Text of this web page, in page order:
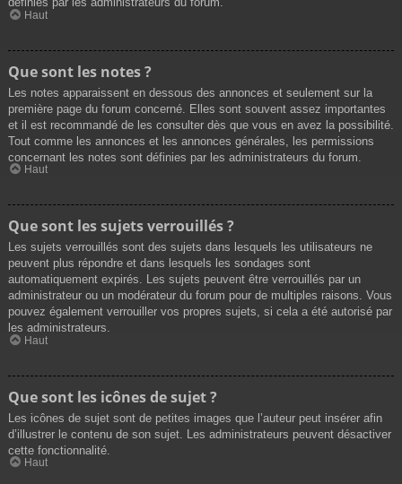
Haut
Que sont les notes ?
Les notes apparaissent en dessous des annonces et seulement sur la
première page du forum concerné. Elles sont souvent assez importantes
et il est recommandé de les consulter dès que vous en avez la possibilité.
Tout comme les annonces et les annonces générales, les permissions
concernant les notes sont définies par les administrateurs du forum.
Haut
Que sont les sujets verrouillés ?
Les sujets verrouillés sont des sujets dans lesquels les utilisateurs ne
peuvent plus répondre et dans lesquels les sondages sont
automatiquement expirés. Les sujets peuvent être verrouillés par un
administrateur ou un modérateur du forum pour de multiples raisons. Vous
pouvez également verrouiller vos propres sujets, si cela a été autorisé par
les administrateurs.
Haut
Que sont les icônes de sujet ?
Les icônes de sujet sont de petites images que l’auteur peut insérer afin
d’illustrer le contenu de son sujet. Les administrateurs peuvent désactiver
cette fonctionnalité.
Haut